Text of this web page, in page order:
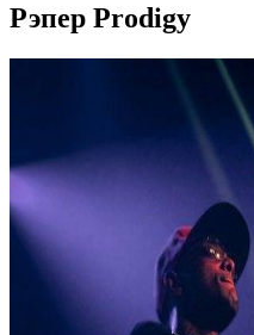
Рэпер Prodigy